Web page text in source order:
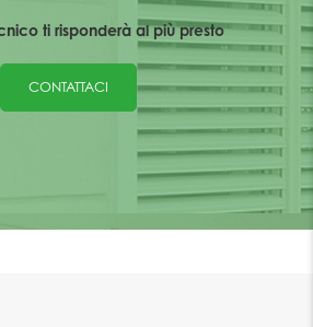
ti risponderà al più presto
CONTATTACI